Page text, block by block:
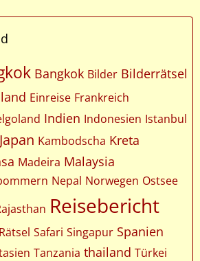
Bangkok Bilder Bilderrätsel
Einreise Frankreich
Indien Indonesien Istanbul
Japan Kambodscha Kreta
Madeira Malaysia
Nepal Norwegen Ostsee
Reisebericht
Rätsel Safari Singapur Spanien
Tanzania thailand Türkei